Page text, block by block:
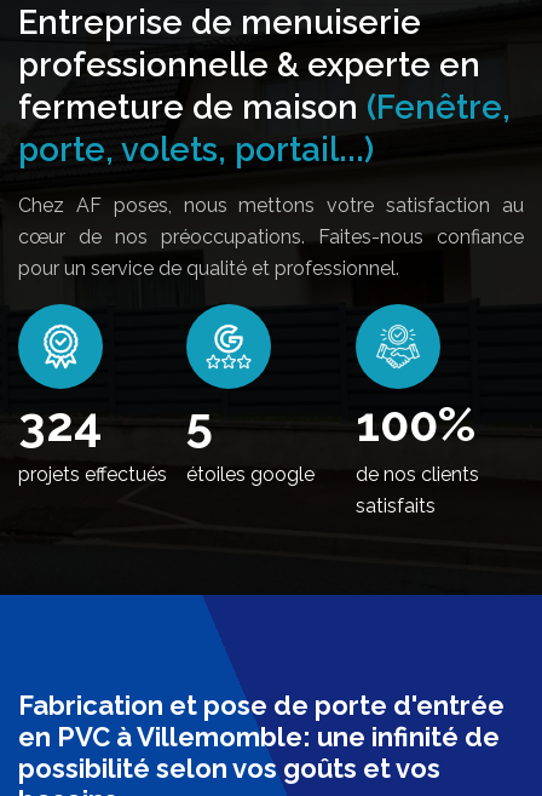
Entreprise de menuiserie
professionnelle & experte en
fermeture de maison (Fenêtre,
porte, volets, portail...)
Chez AF poses, nous mettons votre satisfaction au
cœur de nos préoccupations. Faites-nous confiance
pour un service de qualité et professionnel.
370
projets effectués
5
étoiles google
100%
de nos clients
satisfaits
Fabrication et pose de porte d'entrée
en PVC à Villemomble: une infinité de
possibilité selon vos goûts et vos